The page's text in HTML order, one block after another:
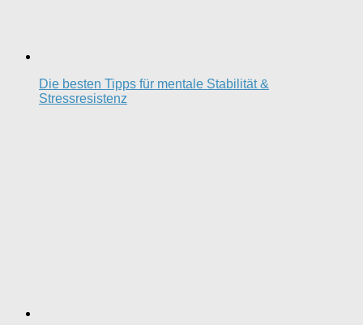
Die besten Tipps für mentale Stabilität &
Stressresistenz